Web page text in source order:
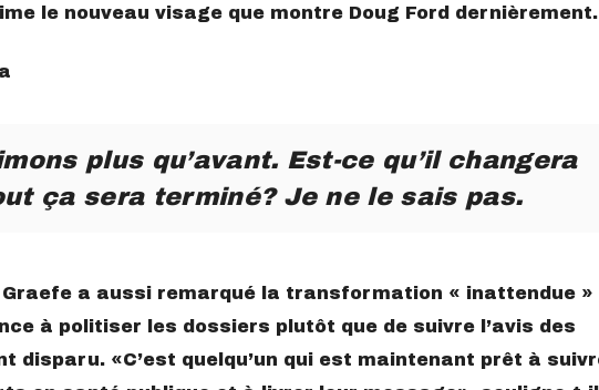
le nouveau visage que montre Doug Ford dernièrement.
‌plus‌ ‌qu’avant.‌ ‌Est-ce‌ ‌qu’il‌ ‌changera‌
‌ça‌ ‌sera‌ ‌terminé? ‌Je‌ ‌ne‌ ‌le‌ ‌sais‌ ‌pas‌‌.‌
‌a‌ ‌aussi‌ ‌remarqué‌ ‌la‌ ‌transformation‌ ‌‌« ‌inattendue‌‌‌ »‌‌
‌à‌ ‌politiser‌ ‌les‌ ‌dossiers‌ ‌plutôt‌ ‌que‌ ‌de‌ ‌suivre‌ ‌l’avis‌ ‌des‌
‌disparu.‌
C’est‌ ‌quelqu’un ‌qui‌ ‌est maintenant ‌prêt‌ ‌à‌